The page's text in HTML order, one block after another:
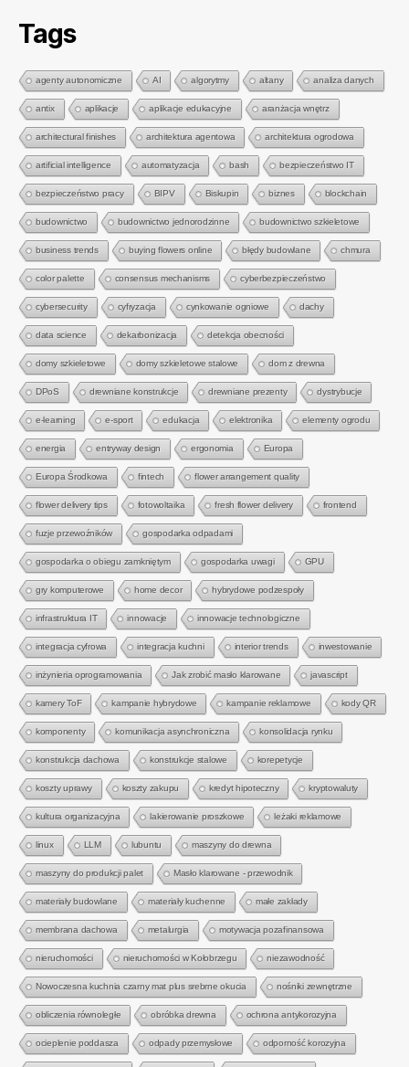
Tags
agenty autonomiczne AI algorytmy altany analiza danych
antix aplikacje aplikacje edukacyjne aranżacja wnętrz
architectural finishes architektura agentowa architektura ogrodowa
artificial intelligence automatyzacja bash bezpieczeństwo IT
bezpieczeństwo pracy BIPV Biskupin biznes blockchain
budownictwo budownictwo jednorodzinne budownictwo szkieletowe
business trends buying flowers online błędy budowlane chmura
color palette consensus mechanisms cyberbezpieczeństwo
cybersecurity cyfryzacja cynkowanie ogniowe dachy
data science dekarbonizacja detekcja obecności
domy szkieletowe domy szkieletowe stalowe dom z drewna
DPoS drewniane konstrukcje drewniane prezenty dystrybucje
e-learning e-sport edukacja elektronika elementy ogrodu
energia entryway design ergonomia Europa
Europa Środkowa fintech flower arrangement quality
flower delivery tips fotowoltaika fresh flower delivery frontend
fuzje przewoźników gospodarka odpadami
gospodarka o obiegu zamkniętym gospodarka uwagi GPU
gry komputerowe home decor hybrydowe podzespoły
infrastruktura IT innowacje innowacje technologiczne
integracja cyfrowa integracja kuchni interior trends inwestowanie
inżynieria oprogramowania Jak zrobić masło klarowane javascript
kamery ToF kampanie hybrydowe kampanie reklamowe kody QR
komponenty komunikacja asynchroniczna konsolidacja rynku
konstrukcja dachowa konstrukcje stalowe korepetycje
koszty uprawy koszty zakupu kredyt hipoteczny kryptowaluty
kultura organizacyjna lakierowanie proszkowe leżaki reklamowe
linux LLM lubuntu maszyny do drewna
maszyny do produkcji palet Masło klarowane - przewodnik
materiały budowlane materiały kuchenne małe zakłady
membrana dachowa metalurgia motywacja pozafinansowa
nieruchomości nieruchomości w Kołobrzegu niezawodność
Nowoczesna kuchnia czarny mat plus srebrne okucia nośniki zewnętrzne
obliczenia równoległe obróbka drewna ochrona antykorozyjna
ocieplenie poddasza odpady przemysłowe odporność korozyjna